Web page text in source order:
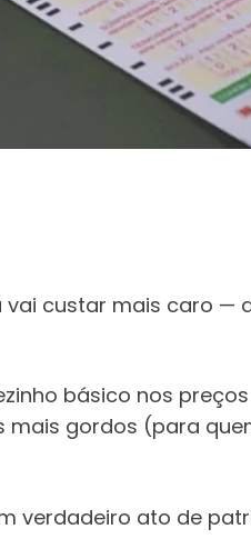
custar mais caro
básico nos
gordos (para
verdadeiro ato de